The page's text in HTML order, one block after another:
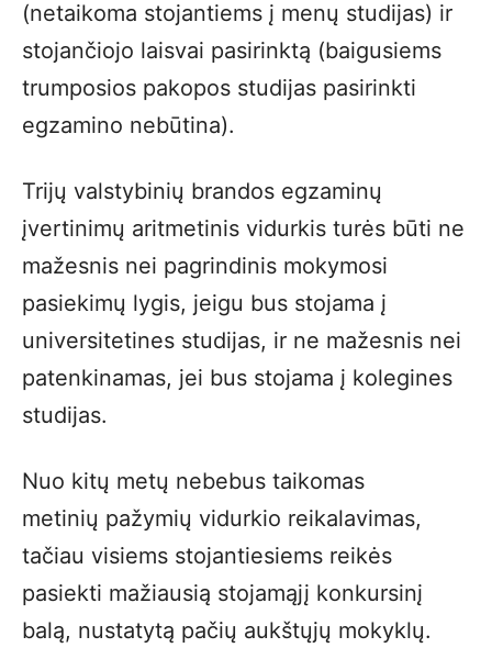
(netaikoma stojantiems į menų studijas) ir
stojančiojo laisvai pasirinktą (baigusiems
trumposios pakopos studijas pasirinkti
egzamino nebūtina).
Trijų valstybinių brandos egzaminų
įvertinimų aritmetinis vidurkis turės būti ne
mažesnis nei pagrindinis mokymosi
pasiekimų lygis, jeigu bus stojama į
universitetines studijas, ir ne mažesnis nei
patenkinamas, jei bus stojama į kolegines
studijas.
Nuo kitų metų nebebus taikomas
metinių pažymių vidurkio reikalavimas,
tačiau visiems stojantiesiems reikės
pasiekti mažiausią stojamąjį konkursinį
balą, nustatytą pačių aukštųjų mokyklų.